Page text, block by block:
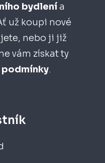
bydlenía
už koupi nové
nebo ji již
vám získat ty
podmínky.